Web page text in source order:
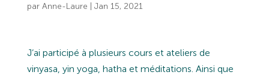
par Anne-Laure Jan 15, 2021
J’ai participé à plusieurs cours et ateliers de
vinyasa, yin yoga, hatha et méditations. Ainsi que